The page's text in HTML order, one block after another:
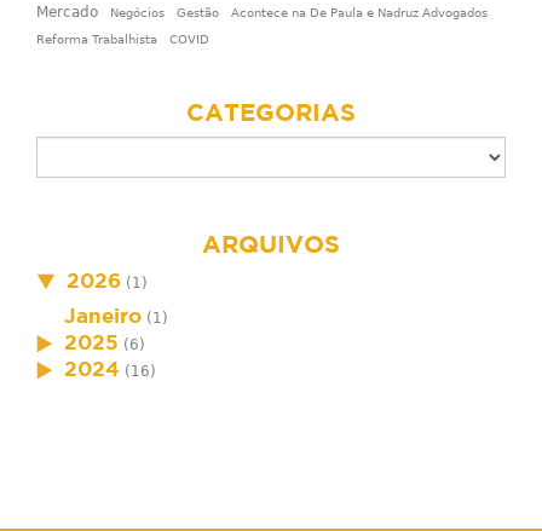
Mercado Negócios Gestão
Acontece na De Paula e Nadruz Advogados
Reforma Trabalhista
COVID
CATEGORIAS
ARQUIVOS
2026 (1)
Janeiro (1)
2025 (6)
2024 (16)